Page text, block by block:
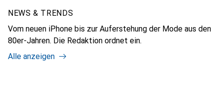
NEWS & TRENDS
Vom neuen iPhone bis zur Auferstehung der Mode aus den
80er-Jahren. Die Redaktion ordnet ein.
Alle anzeigen